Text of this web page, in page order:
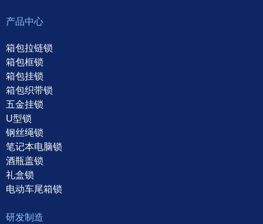
产品中心
箱包拉链锁
箱包框锁
箱包挂锁
箱包织带锁
五金挂锁
U型锁
钢丝绳锁
笔记本电脑锁
酒瓶盖锁
礼盒锁
电动车尾箱锁
研发制造